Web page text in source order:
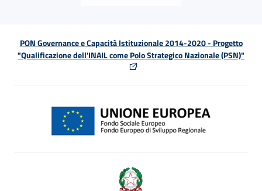
PON Governance e Capacità Istituzionale 2014-2020 - Progetto
"Qualificazione dell'INAIL come Polo Strategico Nazionale (PSN)"